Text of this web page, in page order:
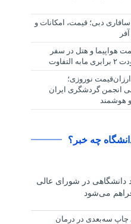
دبی؛ قیمت، امکانات و
هواپیما و هتل در سفر
نوروزی؛
انجمن گردشگری ایران
هوشمند
چه خبر؟
دانشگاهی در شورای عالی
می‌شود
چاپ سه‌بعدی در درمان